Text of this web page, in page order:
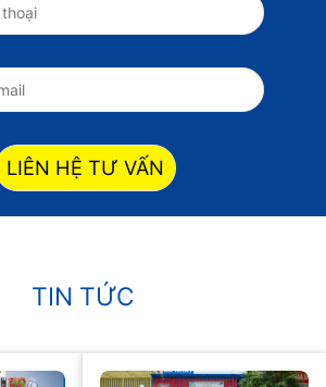
LIÊN HỆ TƯ VẤN
TIN TỨC